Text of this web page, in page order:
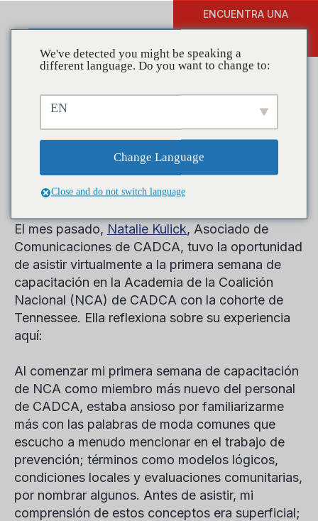
ENCUENTRA UNA
Reflexiones de la NCA: una
introducción a la
prevención
El mes pasado, Natalie Kulick, Asociado de
Comunicaciones de CADCA, tuvo la oportunidad
de asistir virtualmente a la primera semana de
capacitación en la Academia de la Coalición
Nacional (NCA) de CADCA con la cohorte de
Tennessee. Ella reflexiona sobre su experiencia
aquí:
Al comenzar mi primera semana de capacitación
de NCA como miembro más nuevo del personal
de CADCA, estaba ansioso por familiarizarme
más con las palabras de moda comunes que
escucho a menudo mencionar en el trabajo de
prevención; términos como modelos lógicos,
condiciones locales y evaluaciones comunitarias,
por nombrar algunos. Antes de asistir, mi
comprensión de estos conceptos era superficial;
We've detected you might be speaking a
different language. Do you want to change to:
EN
Change Language
Close and do not switch language